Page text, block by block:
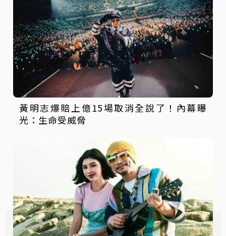
黃明志爆賠上億15場取消全說了！內幕曝
光：生命受威脅